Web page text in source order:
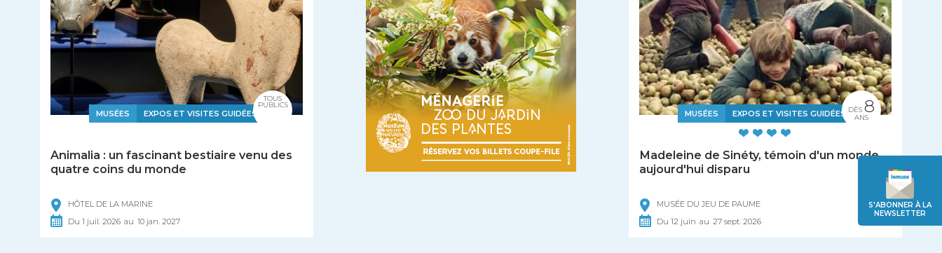
S'ABONNER À LA
NEWSLETTER
MUSÉES EXPOS ET VISITES GUIDÉES
Animalia : un fascinant bestiaire venu des
quatre coins du monde
HÔTEL DE LA MARINE
Du 1 juil.2026 au 10 jan.2027
TOUS
PUBLICS
MUSÉES EXPOS ET VISITES GUIDÉES
Madeleine de Sinéty, témoin d'un monde
aujourd'hui disparu
MUSÉE DU JEU DE PAUME
Du12 juin au 27sept. 2026
DÈS8
ANS